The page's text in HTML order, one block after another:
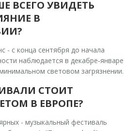
ВСЕГО УВИДЕТЬ
В
- с конца сентября до начала
наблюдается в декабре‑январе
световом загрязнении.
СТОИТ
В ЕВРОПЕ?
- музыкальный фестиваль